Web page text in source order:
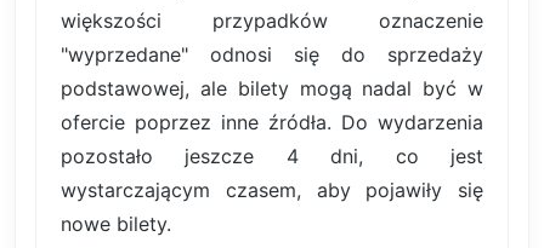
większości przypadków oznaczenie
"wyprzedane" odnosi się do sprzedaży
podstawowej, ale bilety mogą nadal być w
ofercie poprzez inne źródła. Do wydarzenia
pozostało jeszcze 4 dni, co jest
wystarczającym czasem, aby pojawiły się
nowe bilety.